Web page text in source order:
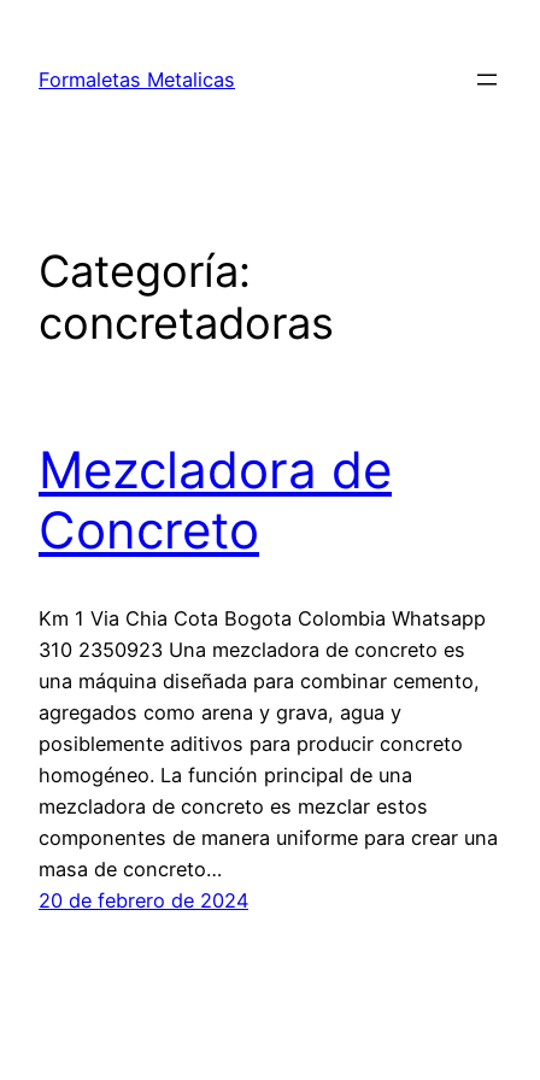
contenido
Formaletas Metalicas
Categoría:
concretadoras
Mezcladora de
Concreto
Km 1 Via Chia Cota Bogota Colombia Whatsapp
310 2350923 Una mezcladora de concreto es
una máquina diseñada para combinar cemento,
agregados como arena y grava, agua y
posiblemente aditivos para producir concreto
homogéneo. La función principal de una
mezcladora de concreto es mezclar estos
componentes de manera uniforme para crear una
masa de concreto…
20 de febrero de 2024